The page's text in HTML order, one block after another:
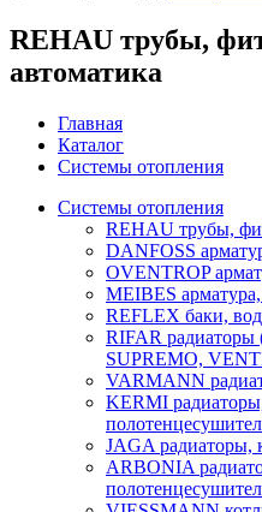
REHAU трубы,
автоматика
Главная
Каталог
Системы отопления
Системы отопления
REHAU трубы,
DANFOSS
OVENTROP
MEIBES
REFLEX баки,
RIFAR
SUPREMO,
VARMANN
KERMI
JAGA радиаторы,
ARBONIA